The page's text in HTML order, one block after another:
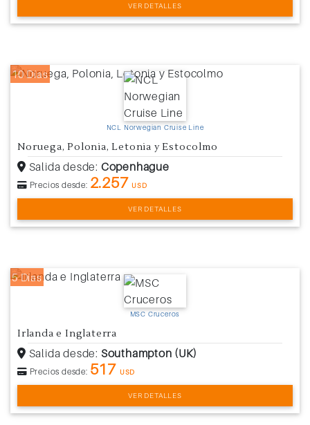
VER DETALLES
10 Días
NCL Norwegian Cruise Line
Noruega, Polonia, Letonia y Estocolmo
Salida desde: Copenhague
Precios desde: 2.257 USD
VER DETALLES
5 Días
MSC Cruceros
Irlanda e Inglaterra
Salida desde: Southampton (UK)
Precios desde: 517 USD
VER DETALLES